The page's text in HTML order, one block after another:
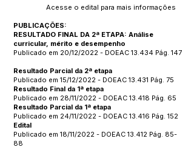
Acesse o edital para mais informações
PUBLICAÇÕES:
RESULTADO FINAL DA 2ª ETAPA: Análise
curricular, mérito e desempenho
Publicado em 20/12/2022 - DOEAC 13.434 Pág. 147
Resultado Parcial da 2ª etapa
Publicado em 15/12/2022 - DOEAC 13.431 Pág. 75
Resultado Final da 1ª etapa
Publicado em 28/11/2022 - DOEAC 13.418 Pág. 65
Resultado Parcial da 1ª etapa
Publicado em 24/11/2022 - DOEAC 13.416 Pág. 152
Edital
Publicado em 18/11/2022 - DOEAC 13.412 Pág. 85-
88